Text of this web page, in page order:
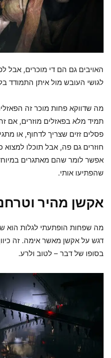
האויבים גם הם די מוכרים, אבל
לגושי העובש מול איתן התמודד
מה שדווקא פחות מוכר זה
תמיד מלא בפאזלים מוזרים, אם
פסלים זזים שצריך לדחוף, או
חוזרים גם פה, אבל תוכלו למצוא
אפשר לומר שהם מאתגרים
שהפתיעו אותי.
אקשן מהיר
דגש על אקשן מאשר אימה. זה
בסופו של דבר – לטוב ולרע.